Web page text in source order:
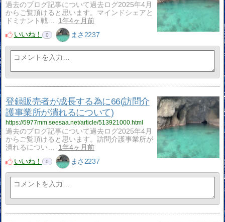
過去のブログ記事について過去ログ2025年4月
からご覧頂けると思います。マインドシェアと
ドミナント戦…
1年4ヶ月前
いいね！
0 まさ2237
登録販売者が成長する為に66(訪問介
護事業所が潰れるについて)
https://5977mm.seesaa.net/article/513921000.html
過去のブログ記事について過去ログ2025年4月
からご覧頂けると思います。訪問介護事業所が
潰れるについ…
1年4ヶ月前
いいね！
0 まさ2237